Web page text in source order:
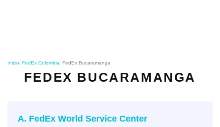
Inicio FedEx Colombia FedEx Bucaramanga
FEDEX BUCARAMANGA
A. FedEx World Service Center